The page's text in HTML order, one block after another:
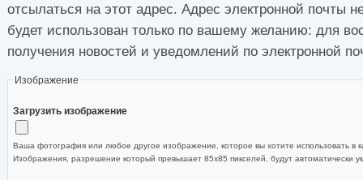
отсылаться на этот адрес. Адрес электронной почты
будет использован только по вашему желанию: для
получения новостей и уведомлений по электронной
Изображение
Загрузить изображение
Ваша фотография или любое другое изображение, которое вы хотите использовать в
Изображения, разрешение который превышает 85x85 пикселей, будут автоматически